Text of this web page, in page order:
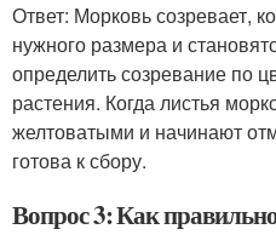
Ответ: Морковь созревает,
нужного размера и
определить созревание по
растения. Когда листья
желтоватыми и начинают
готова к сбору.
Вопрос 3: Как